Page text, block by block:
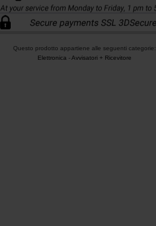
Questo prodotto appartiene alle seguenti categorie:
Elettronica -Avvisatori + Ricevitore